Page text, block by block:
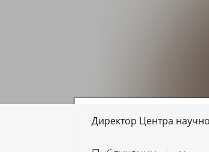
Директор Центра